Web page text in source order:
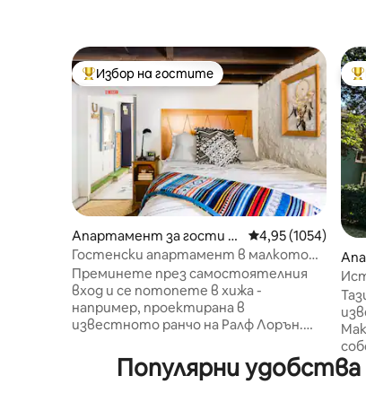
Най-популярен избор на гостите
Избор на гостите
Апартамент за гости –
Канзас Сити
Средна оценка:
4,95 (1054)
Гостенски апартамент в малкото
ранчо на AJ в Хайд Парк
Преминете през самостоятелния
вход и се потопете в хижа -
например, проектирана в
известното ранчо на Ралф Лорън.
създават битово, но модерно
усещане. Гледайте кабелна
ти
Популярни